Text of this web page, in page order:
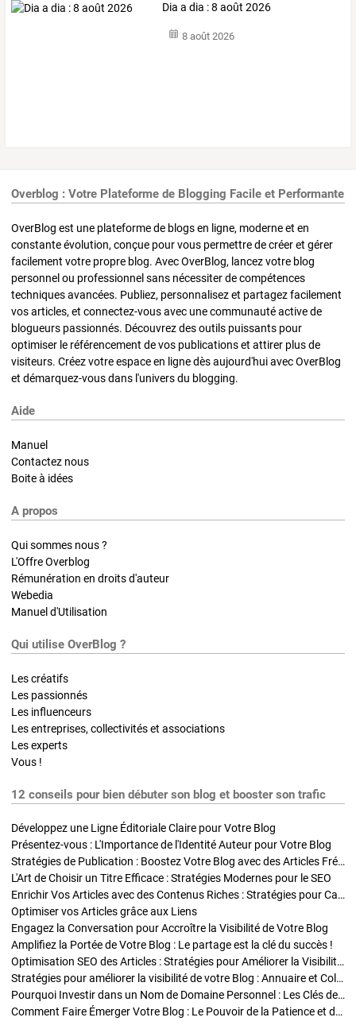
Dia a dia : 8 août 2026
8 août 2026
Overblog : Votre Plateforme de Blogging Facile et Performante
OverBlog est une plateforme de blogs en ligne, moderne et en
constante évolution, conçue pour vous permettre de créer et gérer
facilement votre propre blog. Avec OverBlog, lancez votre blog
personnel ou professionnel sans nécessiter de compétences
techniques avancées. Publiez, personnalisez et partagez facilement
vos articles, et connectez-vous avec une communauté active de
blogueurs passionnés. Découvrez des outils puissants pour
optimiser le référencement de vos publications et attirer plus de
visiteurs. Créez votre espace en ligne dès aujourd'hui avec OverBlog
et démarquez-vous dans l'univers du blogging.
Aide
Manuel
Contactez nous
Boite à idées
A propos
Qui sommes nous ?
L'Offre Overblog
Rémunération en droits d'auteur
Webedia
Manuel d'Utilisation
Qui utilise OverBlog ?
Les créatifs
Les passionnés
Les influenceurs
Les entreprises, collectivités et associations
Les experts
Vous !
12 conseils pour bien débuter son blog et booster son trafic
Développez une Ligne Éditoriale Claire pour Votre Blog
Présentez-vous : L'Importance de l'Identité Auteur pour Votre Blog
Stratégies de Publication : Boostez Votre Blog avec des Articles Fréquents et Exclusifs
L'Art de Choisir un Titre Efficace : Stratégies Modernes pour le SEO
Enrichir Vos Articles avec des Contenus Riches : Stratégies pour Captiver et Optimiser
Optimiser vos Articles grâce aux Liens
Engagez la Conversation pour Accroître la Visibilité de Votre Blog
Amplifiez la Portée de Votre Blog : Le partage est la clé du succès !
Optimisation SEO des Articles : Stratégies pour Améliorer la Visibilité de Votre Blog
Stratégies pour améliorer la visibilité de votre Blog : Annuaire et Collaborations
Pourquoi Investir dans un Nom de Domaine Personnel : Les Clés de la Réussite de Votre Blog
Comment Faire Émerger Votre Blog : Le Pouvoir de la Patience et de la Persévérance